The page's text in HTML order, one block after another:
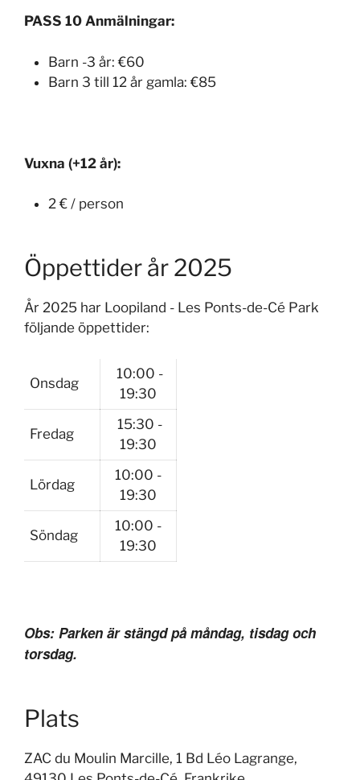
PASS 10 Anmälningar:
Barn -3 år:€60
Barn 3 till 12 år gamla:€85
Vuxna (+12 år):
2 € / person
Öppettider år 2025
År 2025 har Loopiland - Les Ponts-de-Cé Park
följande öppettider:
Onsdag
10:00 -
19:30
Fredag
15:30 -
19:30
Lördag
10:00 -
19:30
Söndag
10:00 -
19:30
Obs: Parken är stängd på måndag, tisdag och
torsdag.
Plats
ZAC du Moulin Marcille, 1 Bd Léo Lagrange,